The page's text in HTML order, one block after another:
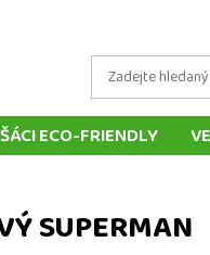
ECO-FRIENDLY
SUPERMAN